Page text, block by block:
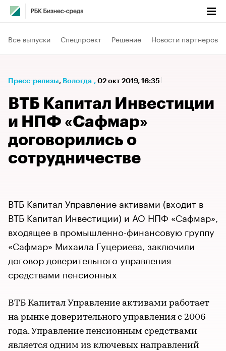
Все выпуски Спецпроект Решение Новости партнеров
Пресс-релизы⁠, Вологда , 02 окт 2019, 16:35
ВТБ Капитал Инвестиции
и НПФ «Сафмар»
договорились о
сотрудничестве
ВТБ Капитал Управление активами (входит в
ВТБ Капитал Инвестиции) и АО НПФ «Сафмар»,
входящее в промышленно-финансовую группу
«Сафмар» Михаила Гуцериева, заключили
договор доверительного управления
средствами пенсионных
ВТБ Капитал Управление активами работает
на рынке доверительного управления с 2006
года. Управление пенсионным средствами
является одним из ключевых направлений